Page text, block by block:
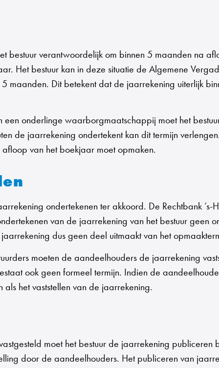
bestuur verantwoordelijk om binnen 5 maanden na
Het bestuur kan in deze situatie de Algemene
maanden. Dit betekent dat de jaarrekening uiterlijk
onderlinge waarborgmaatschappij moet het
de jaarrekening ondertekent kan dit termijn
van het boekjaar moet opmaken.
ondertekenen ter akkoord. De Rechtbank
van de jaarrekening van het bestuur geen
dus geen deel uitmaakt van het
moeten de aandeelhouders de jaarrekening
ook geen formeel termijn. Indien de
het vaststellen van de jaarrekening.
moet het bestuur de jaarrekening publiceren
door de aandeelhouders. Het publiceren van